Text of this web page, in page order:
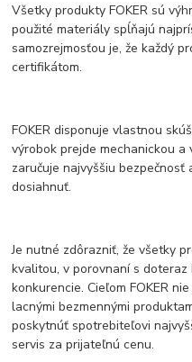
Všetky produkty FOKER sú
použité materiály spĺňajú
samozrejmosťou je, že každý
certifikátom.
FOKER disponuje vlastnou
výrobok prejde mechanickou a
zaručuje najvyššiu
dosiahnuť.
Je nutné zdôrazniť, že všetky
kvalitou, v porovnaní s
konkurencie. Cieľom FOKER
lacnými bezmennými
poskytnúť spotrebiteľovi
servis za prijateľnú cenu.